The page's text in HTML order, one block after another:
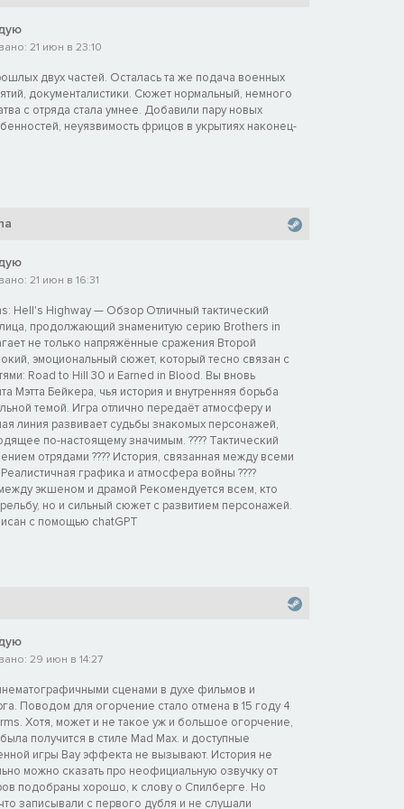
21 июн в 23:10
двух частей. Осталась та же подача военных
документалистики. Сюжет нормальный, немного
с отряда стала умнее. Добавили пару новых
неуязвимость фрицов в укрытиях наконец-
21 июн в 16:31
Hell's Highway — Обзор Отличный тактический
продолжающий знаменитую серию Brothers in
не только напряжённые сражения Второй
эмоциональный сюжет, который тесно связан с
Road to Hill 30 и Earned in Blood. Вы вновь
Мэтта Бейкера, чья история и внутренняя борьба
темой. Игра отлично передаёт атмосферу и
линия развивает судьбы знакомых персонажей,
по-настоящему значимым. ???? Тактический
отрядами ???? История, связанная между всеми
Реалистичная графика и атмосфера войны ????
экшеном и драмой Рекомендуется всем, кто
но и сильный сюжет с развитием персонажей.
с помощью chatGPT
29 июн в 14:27
сценами в духе фильмов и
Поводом для огорчение стало отмена в 15 году 4
Хотя, может и не такое уж и большое огорчение,
получится в стиле Mad Max. и доступные
игры Вау эффекта не вызывают. История не
можно сказать про неофициальную озвучку от
подобраны хорошо, к слову о Спилберге. Но
записывали с первого дубля и не слушали